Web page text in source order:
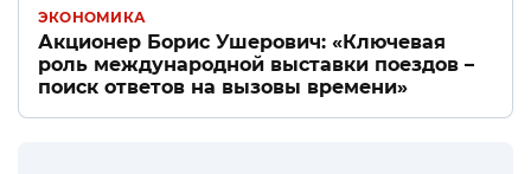
ЭКОНОМИКА
Акционер Борис Ушерович: «Ключевая
роль международной выставки поездов –
поиск ответов на вызовы времени»